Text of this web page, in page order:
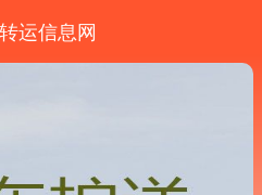
运信息网